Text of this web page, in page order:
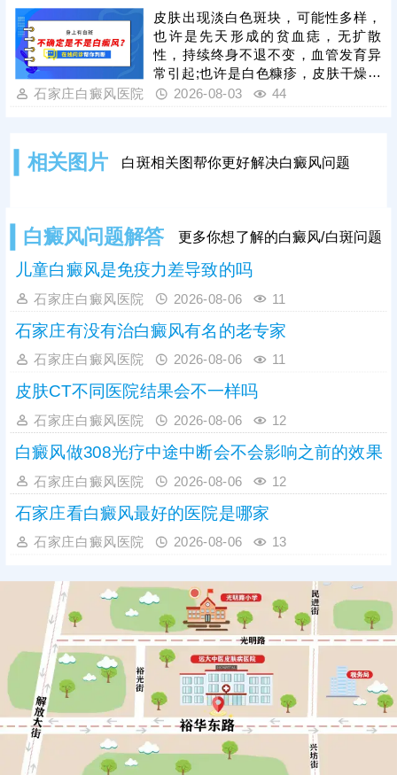
过敏、用药剂量过大、涂抹方式不当
或药物不对症等因素导致。白癜风患
者切勿自行购药、增减药量，务必在
医生指导下规范对症用药。此外，早
期白癜风单一涂药治疗效果有限，临
床中结合308激光照射联合治疗，可
皮肤出现淡白色斑块，可能性多样，
也许是先天形成的贫血痣，无扩散
性，持续终身不退不变，血管发育异
常引起;也许是白色糠疹，皮肤干燥，
过度清洁，缺乏维生素等引起;也许是
做检查诊断，确诊后再针对性用药、
石家庄白癜风医院 2026-08-03 44
相关图片 白斑相关图帮你更好解决白癜风问题
白癜风问题解答 更多你想了解的白癜风/白斑问题
儿童白癜风是免疫力差导致的吗
石家庄白癜风医院 2026-08-06 11
石家庄有没有治白癜风有名的老专家
石家庄白癜风医院 2026-08-06 11
皮肤CT不同医院结果会不一样吗
石家庄白癜风医院 2026-08-06 12
白癜风做308光疗中途中断会不会影响之前的效果
石家庄白癜风医院 2026-08-06 12
石家庄看白癜风最好的医院是哪家
石家庄白癜风医院 2026-08-06 13